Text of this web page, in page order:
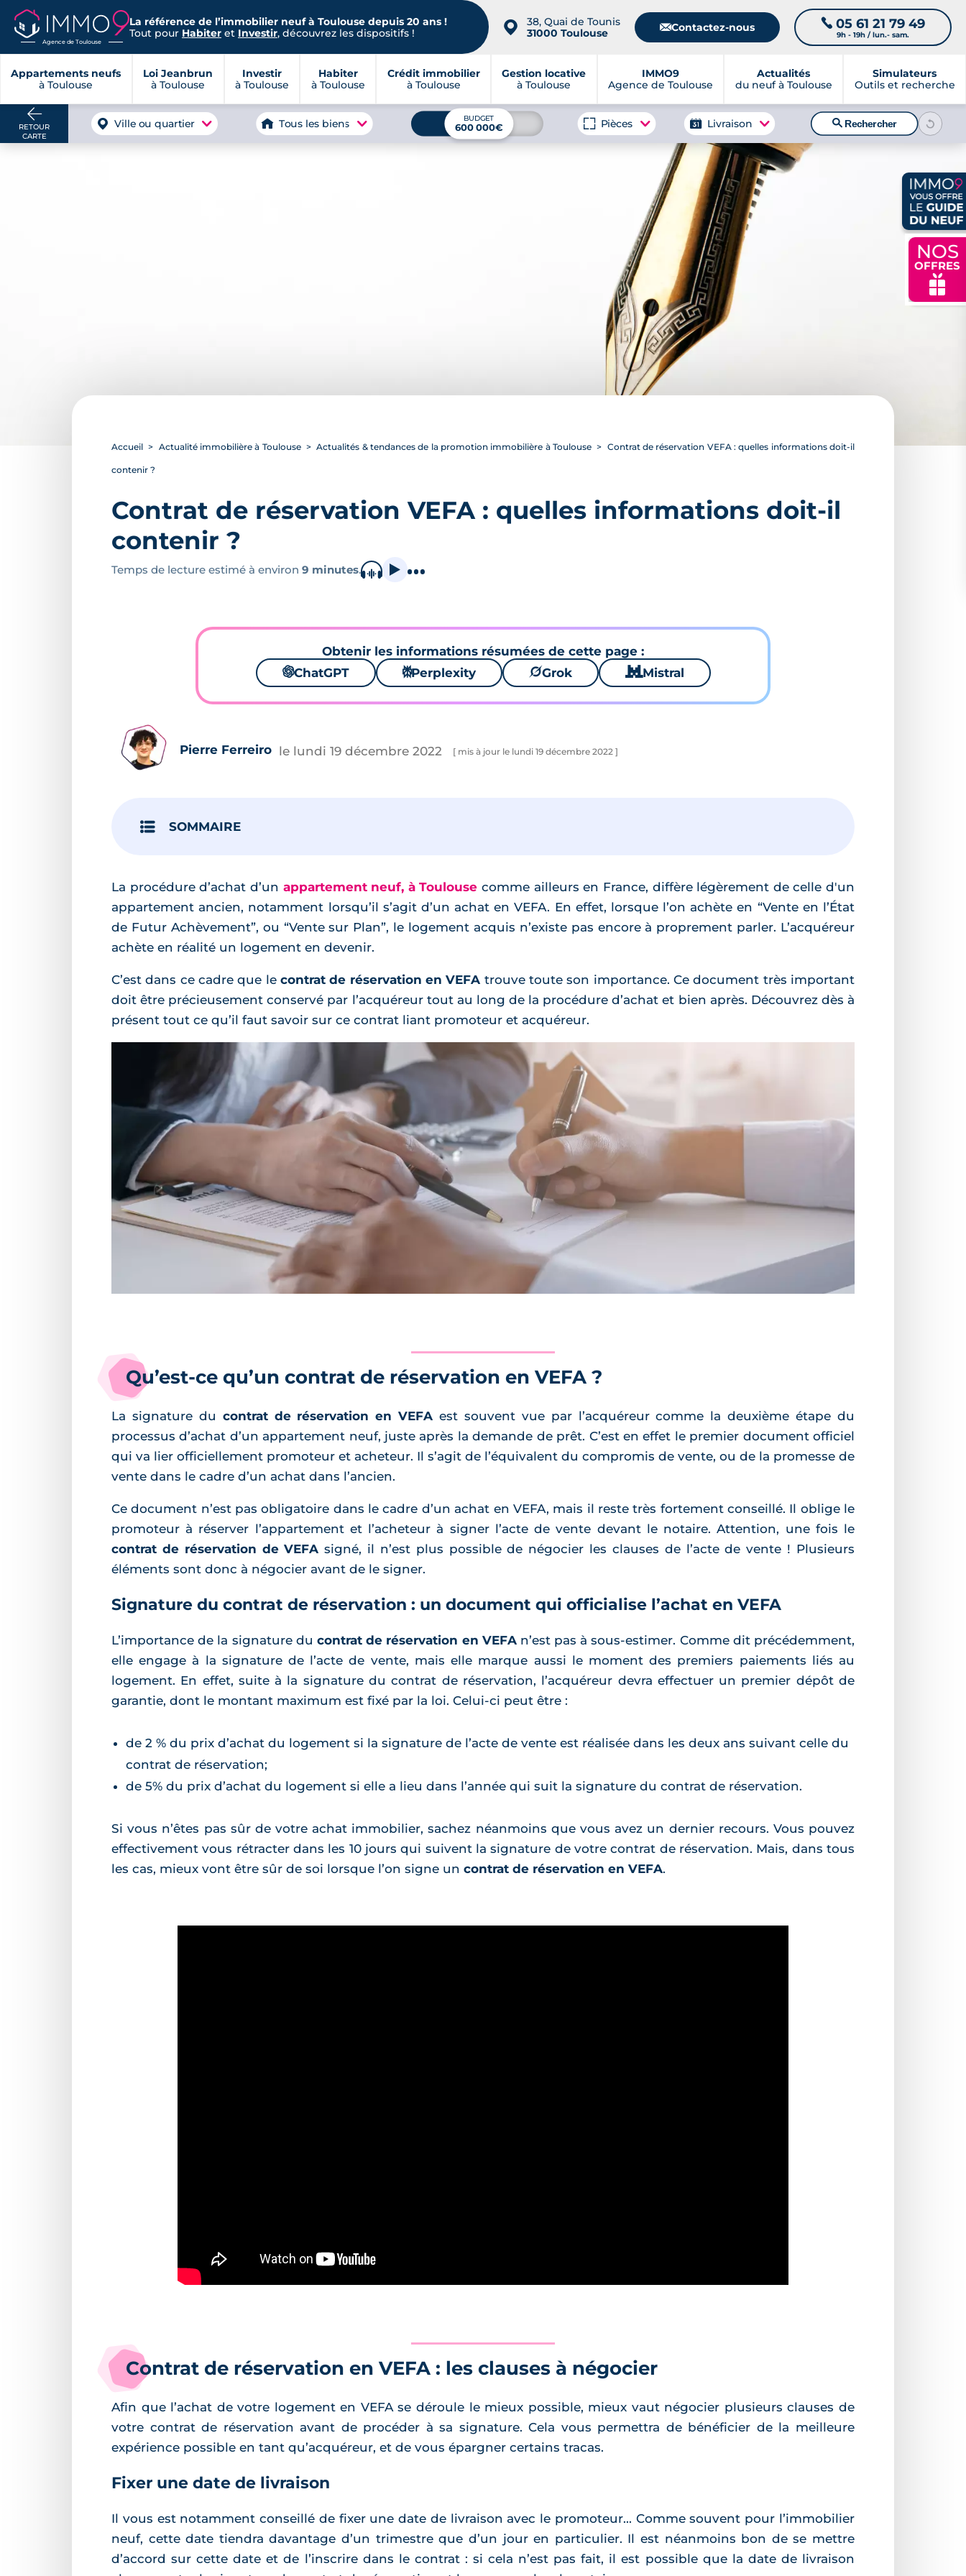
Agence de Toulouse
La référence de l’immobilier neuf à Toulouse depuis 20 ans !
Tout pour Habiter et Investir, découvrez les dispositifs ! 📍
38, Quai de Tounis
31000 Toulouse
📧Contactez-nous 📞 05 61 21 79 49
9h - 19h / lun.- sam.
Appartements neufs
à Toulouse
Loi Jeanbrun
à Toulouse
Investir
à Toulouse
Habiter
à Toulouse
Crédit immobilier
à Toulouse
Gestion locative
à Toulouse
IMMO9
Agence de Toulouse
Actualités
du neuf à Toulouse
Simulateurs
Outils et recherche
NOS
OFFRES
🎁
RETOUR
CARTE
Ville ou quartier Tous les biens BUDGET
600 000€ Pièces Livraison 🔍Rechercher
Accueil Actualité immobilière à Toulouse Actualités & tendances de la promotion immobilière à Toulouse Contrat de réservation VEFA : quelles informations doit-il
contenir ?
Contrat de réservation VEFA : quelles informations doit-il
contenir ?
Temps de lecture estimé à environ 9 minutes.
Obtenir les informations résumées de cette page :
🌌ChatGPT ⚙Perplexity 🪐Grok 🐱 Mistral
Pierre Ferreiro le lundi 19 décembre 2022 [ mis à jour le lundi 19 décembre 2022 ]
SOMMAIRE
La procédure d’achat d’un appartement neuf, à Toulouse comme ailleurs en France, diffère légèrement de celle d'un
appartement ancien, notamment lorsqu’il s’agit d’un achat en VEFA. En effet, lorsque l’on achète en “Vente en l’État
de Futur Achèvement”, ou “Vente sur Plan”, le logement acquis n’existe pas encore à proprement parler. L’acquéreur
achète en réalité un logement en devenir.
C’est dans ce cadre que le contrat de réservation en VEFA trouve toute son importance. Ce document très important
doit être précieusement conservé par l’acquéreur tout au long de la procédure d’achat et bien après. Découvrez dès à
présent tout ce qu’il faut savoir sur ce contrat liant promoteur et acquéreur.
Qu’est-ce qu’un contrat de réservation en VEFA ?
La signature du contrat de réservation en VEFA est souvent vue par l’acquéreur comme la deuxième étape du
processus d’achat d’un appartement neuf, juste après la demande de prêt. C’est en effet le premier document officiel
qui va lier officiellement promoteur et acheteur. Il s’agit de l’équivalent du compromis de vente, ou de la promesse de
vente dans le cadre d’un achat dans l’ancien.
Ce document n’est pas obligatoire dans le cadre d’un achat en VEFA, mais il reste très fortement conseillé. Il oblige le
promoteur à réserver l’appartement et l’acheteur à signer l’acte de vente devant le notaire. Attention, une fois le
contrat de réservation de VEFA signé, il n’est plus possible de négocier les clauses de l’acte de vente ! Plusieurs
éléments sont donc à négocier avant de le signer.
Signature du contrat de réservation : un document qui officialise l’achat en VEFA
L’importance de la signature du contrat de réservation en VEFAn’est pas à sous-estimer. Comme dit précédemment,
elle engage à la signature de l’acte de vente, mais elle marque aussi le moment des premiers paiements liés au
logement. En effet, suite à la signature du contrat de réservation, l’acquéreur devra effectuer un premier dépôt de
garantie, dont le montant maximum est fixé par la loi. Celui-ci peut être :
de 2 % du prix d’achat du logement si la signature de l’acte de vente est réalisée dans les deux ans suivant celle du
contrat de réservation;
de 5% du prix d’achat du logement si elle a lieu dans l’année qui suit la signature du contrat de réservation.
Si vous n’êtes pas sûr de votre achat immobilier, sachez néanmoins que vous avez un dernier recours. Vous pouvez
effectivement vous rétracter dans les 10 jours qui suivent la signature de votre contrat de réservation. Mais, dans tous
les cas, mieux vont être sûr de soi lorsque l’on signe un contrat de réservation en VEFA.
Contrat de réservation en VEFA : les clauses à négocier
Afin que l’achat de votre logement en VEFA se déroule le mieux possible, mieux vaut négocier plusieurs clauses de
votre contrat de réservation avant de procéder à sa signature. Cela vous permettra de bénéficier de la meilleure
expérience possible en tant qu’acquéreur, et de vous épargner certains tracas.
Fixer une date de livraison
Il vous est notamment conseillé de fixer une date de livraison avec le promoteur... Comme souvent pour l’immobilier
neuf, cette date tiendra davantage d’un trimestre que d’un jour en particulier. Il est néanmoins bon de se mettre
d’accord sur cette date et de l’inscrire dans le contrat : si cela n’est pas fait, il est possible que la date de livraison